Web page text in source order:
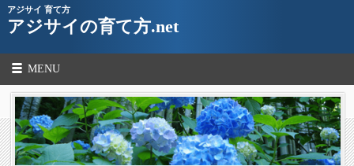
アジサイ 育て方
アジサイの育て方.net
MENU